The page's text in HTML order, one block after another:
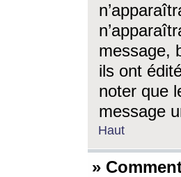
message,
ils ont
noter que
message
Haut
»